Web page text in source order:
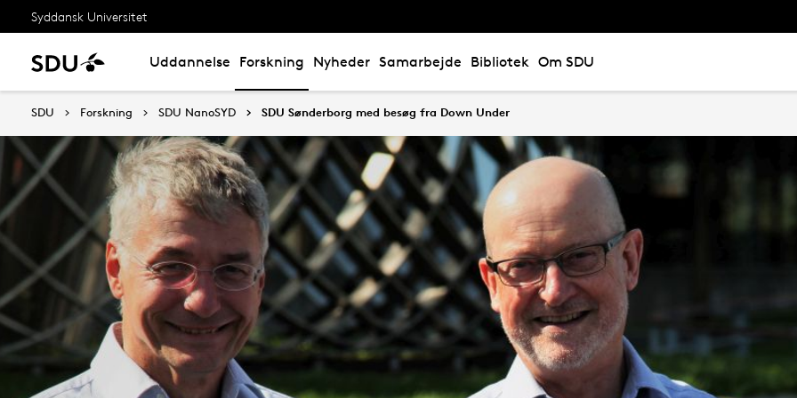
Syddansk Universitet
Uddannelse Forskning Nyheder Samarbejde Bibliotek Om SDU
SDU Forskning SDU NanoSYD SDU Sønderborg med besøg fra Down Under